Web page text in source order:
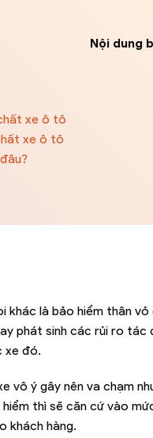
Nội dung
xe ô tô
xe ô tô
khác là bảo hiểm thân
phát sinh các rủi ro
xe đó.
vô ý gây nên va
thì sẽ căn cứ vào
khách hàng.